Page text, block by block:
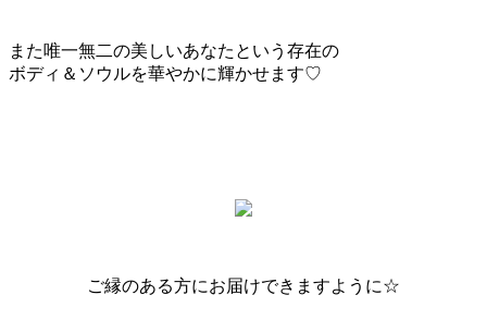
また唯一無二の美しいあなたという存在の
ボディ＆ソウルを華やかに輝かせます♡
ご縁のある方にお届けできますように☆